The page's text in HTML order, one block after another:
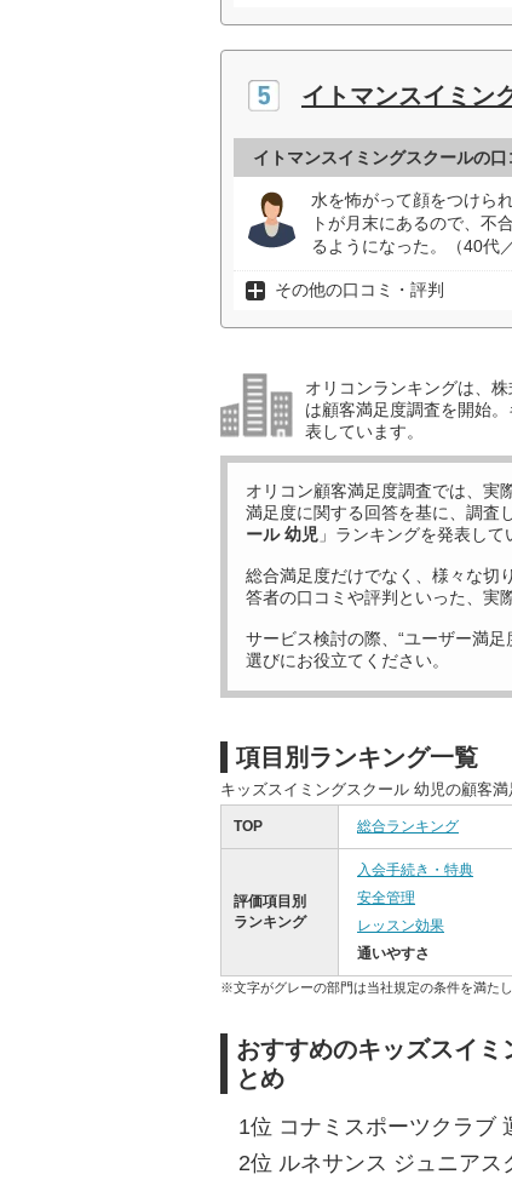
イトマンスイミン
イトマンスイミングスクールの口
水を怖がって顔をつけら
トが月末にあるので、不
るようになった。（40代
その他の口コミ・評判
オリコンランキングは、
は顧客満足度調査を開始
表しています。
オリコン顧客満足度調査では、実
満足度に関する回答を基に、調査
ール 幼児 」ランキングを発表して
総合満足度だけでなく、様々な切
答者の口コミや評判といった、実
サービス検討の際、“ユーザー満
選びにお役立てください。
項目別ランキング一覧
キッズスイミングスクール 幼児の顧客
TOP 総合ランキング
評価項目別
ランキング
入会手続き・特典
安全管理
レッスン効果
通いやすさ
※文字がグレーの部門は当社規定の条件を満た
おすすめのキッズスイ
とめ
1位 コナミスポーツクラブ
2位 ルネサンス ジュニアス